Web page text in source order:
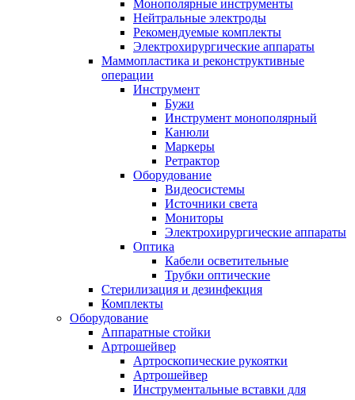
Монополярные инструменты
Нейтральные электроды
Рекомендуемые комплекты
Электрохирургические аппараты
Маммопластика и реконструктивные
операции
Инструмент
Бужи
Инструмент монополярный
Канюли
Маркеры
Ретрактор
Оборудование
Видеосистемы
Источники света
Мониторы
Электрохирургические аппараты
Оптика
Кабели осветительные
Трубки оптические
Стерилизация и дезинфекция
Комплекты
Оборудование
Аппаратные стойки
Артрошейвер
Артроскопические рукоятки
Артрошейвер
Инструментальные вставки для